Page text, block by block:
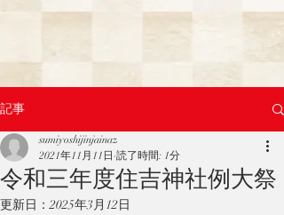
記事
令和三年度住吉神社例大祭
sumiyoshijinjainaz
2021年11月11日 読了時間: 1分
更新日：2025年3月12日